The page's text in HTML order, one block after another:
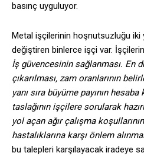
basınç uyguluyor.
Metal işçilerinin hoşnutsuzluğu iki
değiştiren binlerce işçi var.
İş güvencesinin sağlanması. En
çıkarılması, zam oranlarının
yanı sıra büyüme payının
taslağının işçilere sorularak
yol açan ağır çalışma
hastalıklarına karşı önlem
bu talepleri karşılayacak iradeye